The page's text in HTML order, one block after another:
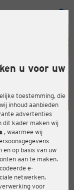
u voor uw
toestemming, die
inhoud aanbieden
advertenties
dit kader maken wij
, waarmee wij
op basis van uw
aan te maken.
e-
netwerken.
voor
13